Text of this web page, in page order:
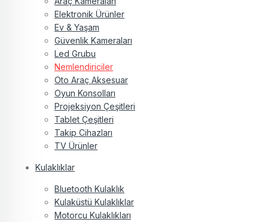
Elektronik Ürünler
Ev & Yaşam
Güvenlik Kameraları
Led Grubu
Nemlendiriciler
Oto Araç Aksesuar
Oyun Konsolları
Projeksiyon Çeşitleri
Tablet Çeşitleri
Takip Cihazları
TV Ürünler
Kulaklıklar
Bluetooth Kulaklık
Kulaküstü Kulaklıklar
Motorcu Kulaklıkları